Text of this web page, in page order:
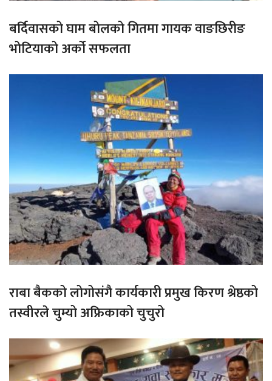
बर्दिवासको घाम बोलको गितमा गायक वाङछिरीङ
भोटियाको अर्को सफलता
राबा बैकको लोगोसंगै कार्यकारी प्रमुख किरण श्रेष्ठको
तस्वीरले चुम्यो अफ्रिकाको चुचुरो